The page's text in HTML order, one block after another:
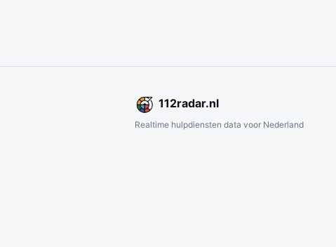
112radar.nl
Realtime hulpdiensten data voor Nederland